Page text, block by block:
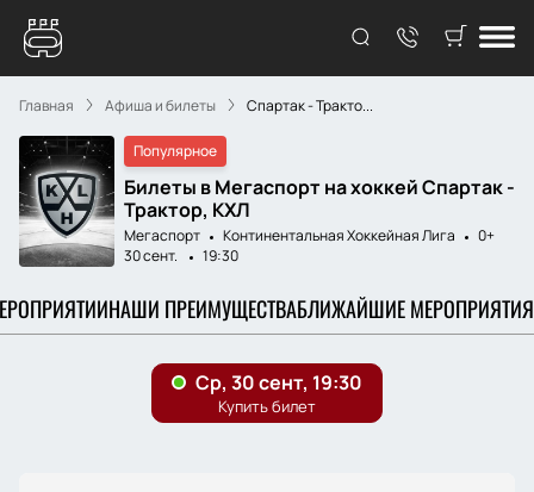
Главная Афиша и билеты Спартак - Тракто...
Популярное
Билеты в Мегаспорт на хоккей Спартак -
Трактор, КХЛ
Мегаспорт Континентальная Хоккейная Лига
0+
30 сент.
19:30
НАШИ ПРЕИМУЩЕСТВАБЛИЖАЙШИЕ МЕРОПРИЯТИЯ